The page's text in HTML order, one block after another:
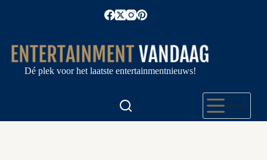
Dé plek voor het laatste entertainmentnieuws!
Menu